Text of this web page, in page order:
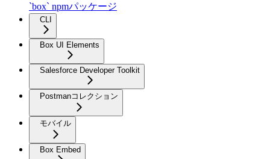
`box` npmパッケージ
CLI
Box UI Elements
Salesforce Developer Toolkit
Postmanコレクション
モバイル
Box Embed